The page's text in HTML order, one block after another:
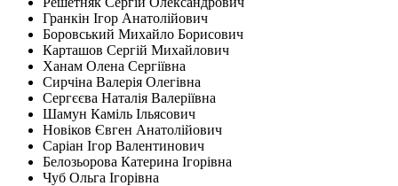
Гранкін Ігор Анатолійович
Боровський Михайло Борисович
Карташов Сергій Михайлович
Ханам Олена Сергіївна
Сирчіна Валерія Олегівна
Сергєєва Наталія Валеріївна
Шамун Каміль Ільясович
Новіков Євген Анатолійович
Саріан Ігор Валентинович
Белозьорова Катерина Ігорівна
Чуб Ольга Ігорівна